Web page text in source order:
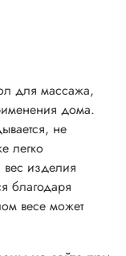
для массажа,
дома.
не
легко
вес изделия
благодаря
весе может